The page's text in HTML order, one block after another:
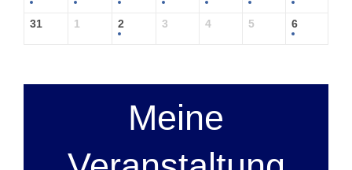
31 1 2 3 4 5 6
Meine